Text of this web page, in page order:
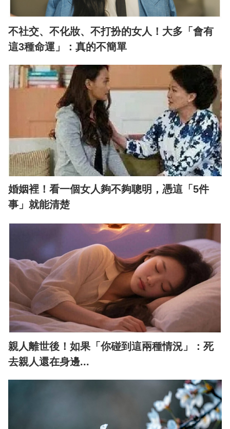
不社交、不化妝、不打扮的女人！大多「會有
這3種命運」：真的不簡單
婚姻裡！看一個女人夠不夠聰明，憑這「5件
事」就能清楚
親人離世後！如果「你碰到這兩種情況」：死
去親人還在身邊...